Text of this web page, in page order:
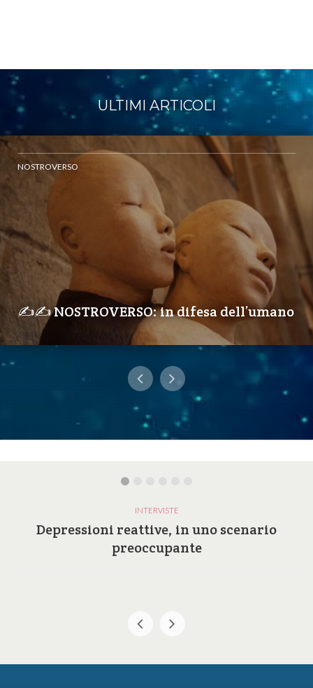
ULTIMI ARTICOLI
NOSTROVERSO
✍️✍️ NOSTROVERSO: in difesa dell’umano
INTERVISTE
Depressioni reattive, in uno scenario
preoccupante